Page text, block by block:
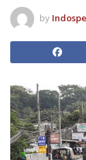
by